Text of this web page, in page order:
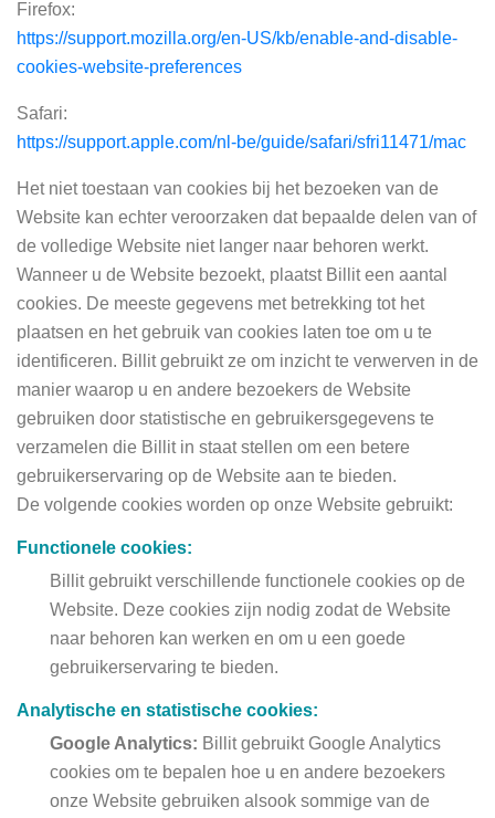
Firefox:
https://support.mozilla.org/en-US/kb/enable-and-disable-
cookies-website-preferences
Safari:
https://support.apple.com/nl-be/guide/safari/sfri11471/mac
Het niet toestaan van cookies bij het bezoeken van de
Website kan echter veroorzaken dat bepaalde delen van of
de volledige Website niet langer naar behoren werkt.
Wanneer u de Website bezoekt, plaatst Billit een aantal
cookies. De meeste gegevens met betrekking tot het
plaatsen en het gebruik van cookies laten toe om u te
identificeren. Billit gebruikt ze om inzicht te verwerven in de
manier waarop u en andere bezoekers de Website
gebruiken door statistische en gebruikersgegevens te
verzamelen die Billit in staat stellen om een betere
gebruikerservaring op de Website aan te bieden.
De volgende cookies worden op onze Website gebruikt:
Functionele cookies:
Billit gebruikt verschillende functionele cookies op de
Website. Deze cookies zijn nodig zodat de Website
naar behoren kan werken en om u een goede
gebruikerservaring te bieden.
Analytische en statistische cookies:
Google Analytics: Billit gebruikt Google Analytics
cookies om te bepalen hoe u en andere bezoekers
onze Website gebruiken alsook sommige van de